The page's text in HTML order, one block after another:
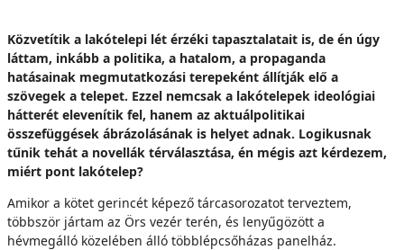
Közvetítik a lakótelepi lét érzéki tapasztalatait is, de én úgy
láttam, inkább a politika, a hatalom, a propaganda
hatásainak megmutatkozási terepeként állítják elő a
szövegek a telepet. Ezzel nemcsak a lakótelepek ideológiai
hátterét elevenítik fel, hanem az aktuálpolitikai
összefüggések ábrázolásának is helyet adnak. Logikusnak
tűnik tehát a novellák térválasztása, én mégis azt kérdezem,
miért pont lakótelep?
Amikor a kötet gerincét képező tárcasorozatot terveztem,
többször jártam az Örs vezér terén, és lenyűgözött a
hévmegálló közelében álló többlépcsőházas panelház.